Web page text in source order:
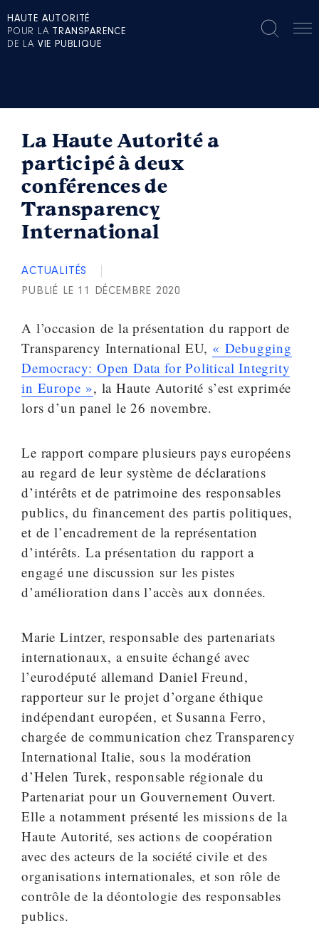
HAUTE AUTORITÉ
POUR LA TRANSPARENCE
DE LA VIE PUBLIQUE
La Haute Autorité a
participé à deux
conférences de
Transparency
International
ACTUALITÉS
PUBLIÉ LE 11 DÉCEMBRE 2020
A l’occasion de la présentation du rapport de
Transparency International EU, « Debugging
Democracy: Open Data for Political Integrity
in Europe », la Haute Autorité s’est exprimée
lors d’un panel le 26 novembre.
Le rapport compare plusieurs pays européens
au regard de leur système de déclarations
d’intérêts et de patrimoine des responsables
publics, du financement des partis politiques,
et de l’encadrement de la représentation
d’intérêts. La présentation du rapport a
engagé une discussion sur les pistes
d’amélioration dans l’accès aux données.
Marie Lintzer, responsable des partenariats
internationaux, a ensuite échangé avec
l’eurodéputé allemand Daniel Freund,
rapporteur sur le projet d’organe éthique
indépendant européen, et Susanna Ferro,
chargée de communication chez Transparency
International Italie, sous la modération
d’Helen Turek, responsable régionale du
Partenariat pour un Gouvernement Ouvert.
Elle a notamment présenté les missions de la
Haute Autorité, ses actions de coopération
avec des acteurs de la société civile et des
organisations internationales, et son rôle de
contrôle de la déontologie des responsables
publics.